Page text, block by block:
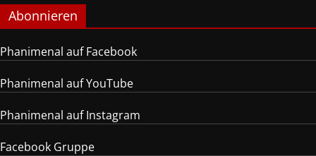
Abonnieren
Phanimenal auf Facebook
Phanimenal auf YouTube
Phanimenal auf Instagram
Facebook Gruppe